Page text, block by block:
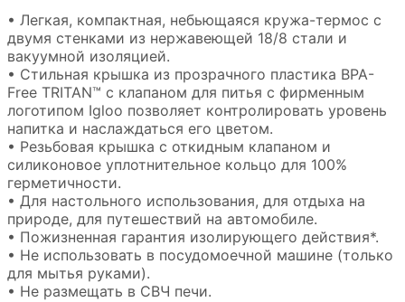
• Легкая, компактная, небьющаяся кружа-термос с
двумя стенками из нержавеющей 18/8 стали и
вакуумной изоляцией.
• Стильная крышка из прозрачного пластика BPA-
Free TRITAN™ с клапаном для питья с фирменным
логотипом Igloo позволяет контролировать уровень
напитка и наслаждаться его цветом.
• Резьбовая крышка с откидным клапаном и
силиконовое уплотнительное кольцо для 100%
герметичности.
• Для настольного использования, для отдыха на
природе, для путешествий на автомобиле.
• Пожизненная гарантия изолирующего действия*.
• Не использовать в посудомоечной машине (только
для мытья руками).
• Не размещать в СВЧ печи.